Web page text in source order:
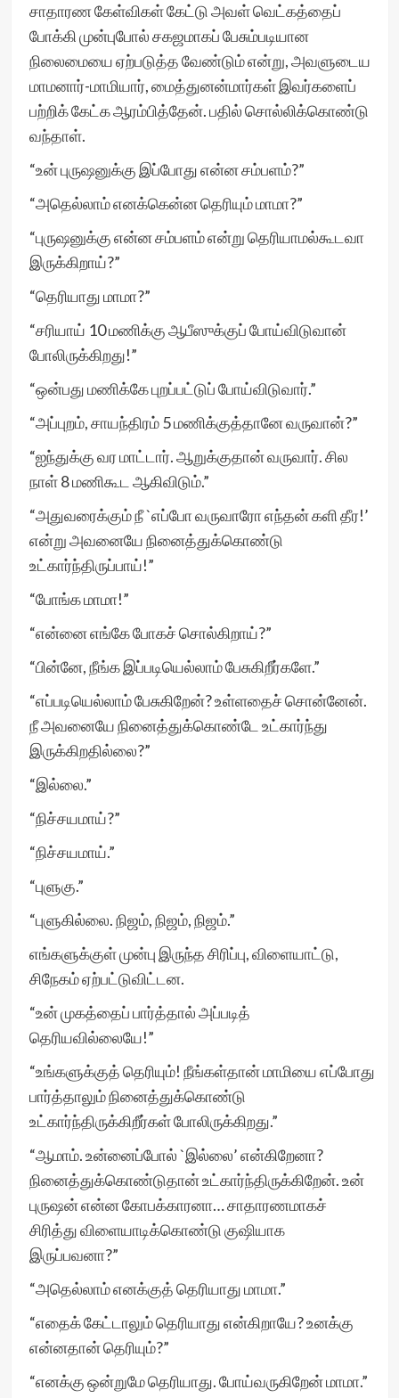
சாதாரண கேள்விகள் கேட்டு அவள் வெட்கத்தைப்
போக்கி முன்புபோல் சகஜமாகப் பேசும்படியான
நிலைமையை ஏற்படுத்த வேண்டும் என்று, அவளுடைய
மாமனார்-மாமியார், மைத்துனன்மார்கள் இவர்களைப்
பற்றிக் கேட்க ஆரம்பித்தேன். பதில் சொல்லிக்கொண்டு
வந்தாள்.
“உன் புருஷனுக்கு இப்போது என்ன சம்பளம்?”
“அதெல்லாம் எனக்கென்ன தெரியும் மாமா?”
“புருஷனுக்கு என்ன சம்பளம் என்று தெரியாமல்கூடவா
இருக்கிறாய்?”
“தெரியாது மாமா?”
“சரியாய் 10 மணிக்கு ஆபீஸுக்குப் போய்விடுவான்
போலிருக்கிறது!”
“ஒன்பது மணிக்கே புறப்பட்டுப் போய்விடுவார்.”
“அப்புறம், சாயந்திரம் 5 மணிக்குத்தானே வருவான்?”
“ஐந்துக்கு வர மாட்டார். ஆறுக்குதான் வருவார். சில
நாள் 8 மணிகூட ஆகிவிடும்.”
“அதுவரைக்கும் நீ `எப்போ வருவாரோ எந்தன் களி தீர!’
என்று அவனையே நினைத்துக்கொண்டு
உட்கார்ந்திருப்பாய்!”
“போங்க மாமா!”
“என்னை எங்கே போகச் சொல்கிறாய்?”
“பின்னே, நீங்க இப்படியெல்லாம் பேசுகிறீர்களே.”
“எப்படியெல்லாம் பேசுகிறேன்? உள்ளதைச் சொன்னேன்.
நீ அவனையே நினைத்துக்கொண்டே உட்கார்ந்து
இருக்கிறதில்லை?”
“இல்லை.”
“நிச்சயமாய்?”
“நிச்சயமாய்.”
“புளுகு.”
“புளுகில்லை. நிஜம், நிஜம், நிஜம்.”
எங்களுக்குள் முன்பு இருந்த சிரிப்பு, விளையாட்டு,
சிநேகம் ஏற்பட்டுவிட்டன.
“உன் முகத்தைப் பார்த்தால் அப்படித்
தெரியவில்லையே!”
“உங்களுக்குத் தெரியும்! நீங்கள்தான் மாமியை எப்போது
பார்த்தாலும் நினைத்துக்கொண்டு
உட்கார்ந்திருக்கிறீர்கள் போலிருக்கிறது.”
“ஆமாம். உன்னைப்போல் `இல்லை’ என்கிறேனா?
நினைத்துக்கொண்டுதான் உட்கார்ந்திருக்கிறேன். உன்
புருஷன் என்ன கோபக்காரனா… சாதாரணமாகச்
சிரித்து விளையாடிக்கொண்டு குஷியாக
இருப்பவனா?”
“அதெல்லாம் எனக்குத் தெரியாது மாமா.”
“எதைக் கேட்டாலும் தெரியாது என்கிறாயே? உனக்கு
என்னதான் தெரியும்?”
“எனக்கு ஒன்றுமே தெரியாது. போய்வருகிறேன் மாமா.”